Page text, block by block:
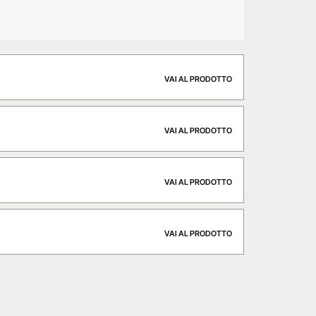
VAI AL PRODOTTO
VAI AL PRODOTTO
VAI AL PRODOTTO
VAI AL PRODOTTO